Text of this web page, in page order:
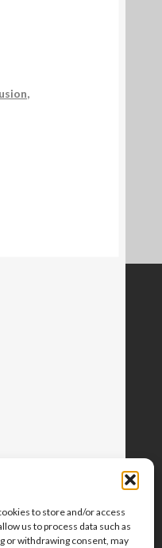
to store and/or access
us to process data such as
or withdrawing consent, may